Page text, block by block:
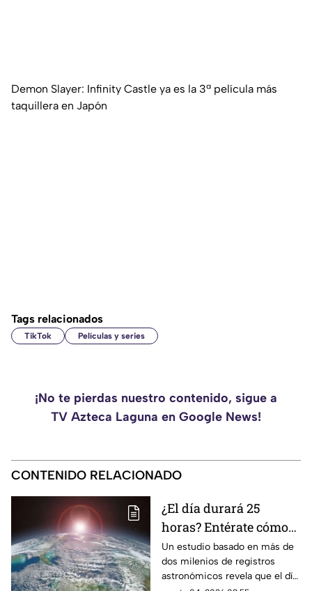
Demon Slayer: Infinity Castle ya es la 3ª película más
taquillera en Japón
Tags relacionados
TikTok Películas y series
¡No te pierdas nuestro contenido, sigue a
TV Azteca Laguna en Google News!
CONTENIDO RELACIONADO
¿El día durará 25
horas? Entérate cómo
sucederá y a partir de
cuándo
Un estudio basado en más de
dos milenios de registros
astronómicos revela que el día